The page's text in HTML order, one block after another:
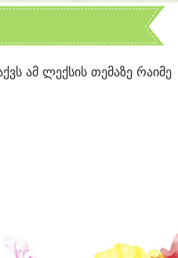
ამ ლექსის თემაზე რაიმე